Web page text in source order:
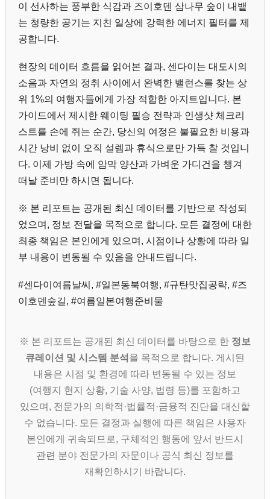
이 선사하는 풍부한 식감과 즈이호덴 삼나무 숲이 내뱉
는 청량한 공기는 지친 일상에 강력한 에너지 필터를 제
공합니다.
현장의 데이터 흐름을 읽어본 결과, 센다이는 대도시의
소음과 자연의 정취 사이에서 완벽한 밸런스를 찾는 상
위 1%의 여행자들에게 가장 적합한 아지트입니다. 본
가이드에서 제시한 웨이팅 필승 전략과 인생샷 체크리
스트를 손에 쥐는 순간, 당신의 여정은 불필요한 비용과
시간 낭비 없이 오직 설렘과 휴식으로만 가득 찰 것입니
다. 이제 가방 속에 암막 양산과 가벼운 가디건을 챙겨
떠날 준비만 하시면 됩니다.
※ 본 리포트는 공개된 최신 데이터를 기반으로 작성되
었으며, 정보 전달을 목적으로 합니다. 모든 결정에 대한
최종 책임은 본인에게 있으며, 시점이나 상황에 따라 일
부 내용이 변동될 수 있음을 안내드립니다.
#센다이여름날씨, #일본동북여행, #규탄맛집공략, #즈
이호덴숲길, #여름일본여행준비물
※ 본 리포트는 공개된 최신 데이터를 바탕으로 한 정보
큐레이션 및 시스템 분석 을 목적으로 합니다. 게시된
내용은 시점 및 환경에 따라 변동될 수 있는 정보
(여행지 현지 상황, 기술 사양, 법령 등)를 포함하고
있으며, 전문가의 의학적·법률적·금융적 진단을 대신할
수 없습니다. 모든 결정과 실행에 따른 책임은 사용자
본인에게 귀속되므로, 구체적인 행동에 앞서 반드시
관련 분야 전문가의 자문이나 공식 최신 정보를
재확인하시기 바랍니다.